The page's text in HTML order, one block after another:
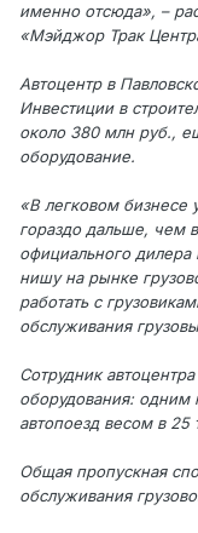
именно отсюда», –
«Мэйджор Трак
Автоцентр в
Инвестиции в
около 380 млн руб.,
оборудование.
«В легковом бизнесе
гораздо дальше, чем
официального
нишу на рынке
работать с
обслуживания
Сотрудник
оборудования: одним
автопоезд весом в 25
Общая пропускная
обслуживания